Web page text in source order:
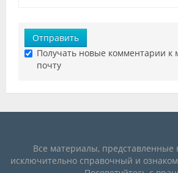
Отправить
Получать новые комментарии к
почту
Все материалы, представленные
исключительно справочный и